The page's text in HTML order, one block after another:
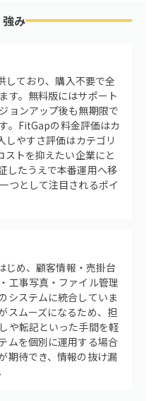
強み
しており、購入不要で全
す。無料版にはサポート
ョンアップ後も無期限で
。FitGapの料金評価はカ
しやすさ評価はカテゴリ
トを抑えたい企業にと
したうえで本番運用へ移
つとして注目されるポイ
じめ、顧客情報・売掛台
工事写真・ファイル管理
システムに統合していま
スムーズになるため、担
や転記といった手間を軽
ムを個別に運用する場合
期待でき、情報の抜け漏